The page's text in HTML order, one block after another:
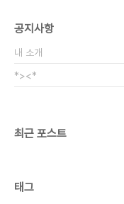
공지사항
내 소개
*><*
최근 포스트
태그